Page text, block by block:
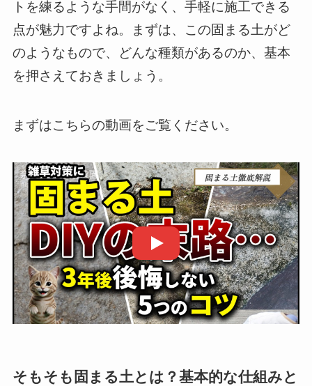
トを練るような手間がなく、手軽に施工できる
点が魅力ですよね。まずは、この固まる土がど
のようなもので、どんな種類があるのか、基本
を押さえておきましょう。
まずはこちらの動画をご覧ください。
そもそも固まる土とは？基本的な仕組みと